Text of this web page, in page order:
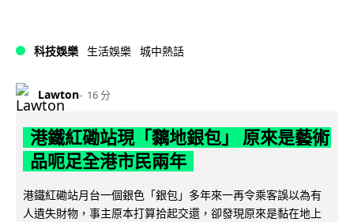
科技娛樂 生活娛樂 城中熱話
Lawton 16 分
港鐵紅磡站現「黐地銀包」 原來是藝術
品呃足全港市民兩年
港鐵紅磡站月台一個銀色「銀包」多年來一再令乘客誤以為有
人遺失財物，事主原本打算拾起交還，卻發現原來是黏在地上